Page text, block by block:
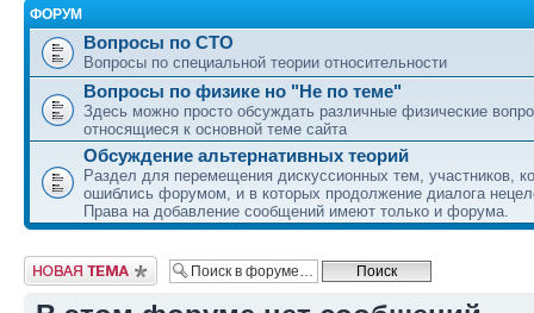
ФОРУМ
Вопросы по СТО
Вопросы по специальной теории относительности
Вопросы по физике но "Не по теме"
Здесь можно просто обсуждать различные физические
относящиеся к основной теме сайта
Обсуждение альтернативных теорий
Раздел для перемещения дискуссионных тем, участников,
ошиблись форумом, и в которых продолжение диалога
Права на добавление сообщений имеют только и форума.
Начать новую тему